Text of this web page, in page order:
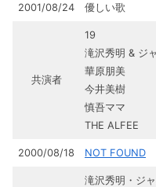
2001/08/24 優しい歌
共演者
19
滝沢秀明 & ジ
華原朋美
今井美樹
慎吾ママ
THE ALFEE
2000/08/18 NOT FOUND
滝沢秀明・ジ